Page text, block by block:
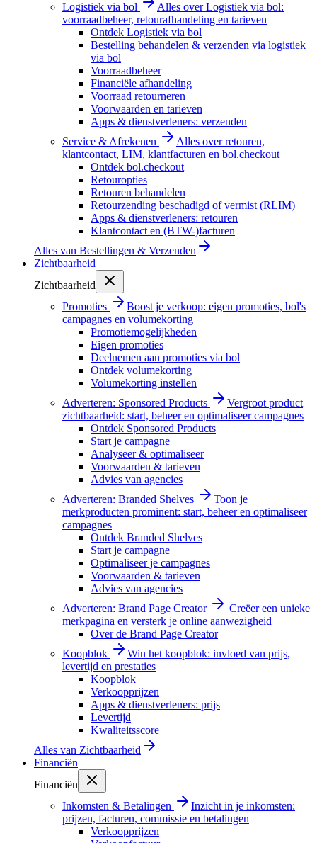
Logistiek via bol
Alles over Logistiek via bol:
voorraadbeheer, retourafhandeling en tarieven
Ontdek Logistiek via bol
Bestelling behandelen & verzenden via logistiek
via bol
Voorraadbeheer
Financiële afhandeling
Voorraad retourneren
Voorwaarden en tarieven
Apps & dienstverleners: verzenden
Service & Afrekenen
Alles over retouren,
klantcontact, LIM, klantfacturen en bol.checkout
Ontdek bol.checkout
Retouropties
Retouren behandelen
Retourzending beschadigd of vermist (RLIM)
Apps & dienstverleners: retouren
Klantcontact en (BTW-)facturen
Alles van Bestellingen & Verzenden
Zichtbaarheid
Zichtbaarheid
Promoties
Boost je verkoop: eigen promoties, bol's
campagnes en volumekorting
Promotiemogelijkheden
Eigen promoties
Deelnemen aan promoties via bol
Ontdek volumekorting
Volumekorting instellen
Adverteren: Sponsored Products
Vergroot product
zichtbaarheid: start, beheer en optimaliseer campagnes
Ontdek Sponsored Products
Start je campagne
Analyseer & optimaliseer
Voorwaarden & tarieven
Advies van agencies
Adverteren: Branded Shelves
Toon je
merkproducten prominent: start, beheer en optimaliseer
campagnes
Ontdek Branded Shelves
Start je campagne
Optimaliseer je campagnes
Voorwaarden & tarieven
Advies van agencies
Adverteren: Brand Page Creator
Creëer een unieke
merkpagina en versterk je online aanwezigheid
Over de Brand Page Creator
Koopblok
Win het koopblok: invloed van prijs,
levertijd en prestaties
Koopblok
Verkoopprijzen
Apps & dienstverleners: prijs
Levertijd
Kwaliteitsscore
Alles van Zichtbaarheid
Financiën
Financiën
Inkomsten & Betalingen
Inzicht in je inkomsten:
prijzen, facturen, commissie en betalingen
Verkoopprijzen